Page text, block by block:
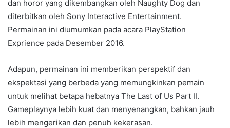
dan horor yang dikembangkan oleh Naughty Dog dan
diterbitkan oleh Sony Interactive Entertainment.
Permainan ini diumumkan pada acara PlayStation
Exprience pada Desember 2016.
Adapun, permainan ini memberikan perspektif dan
ekspektasi yang berbeda yang memungkinkan pemain
untuk melihat betapa hebatnya The Last of Us Part II.
Gameplaynya lebih kuat dan menyenangkan, bahkan jauh
lebih mengerikan dan penuh kekerasan.